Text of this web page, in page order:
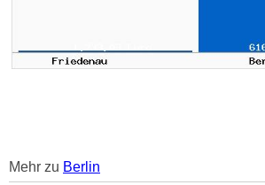
Mehr zu Berlin